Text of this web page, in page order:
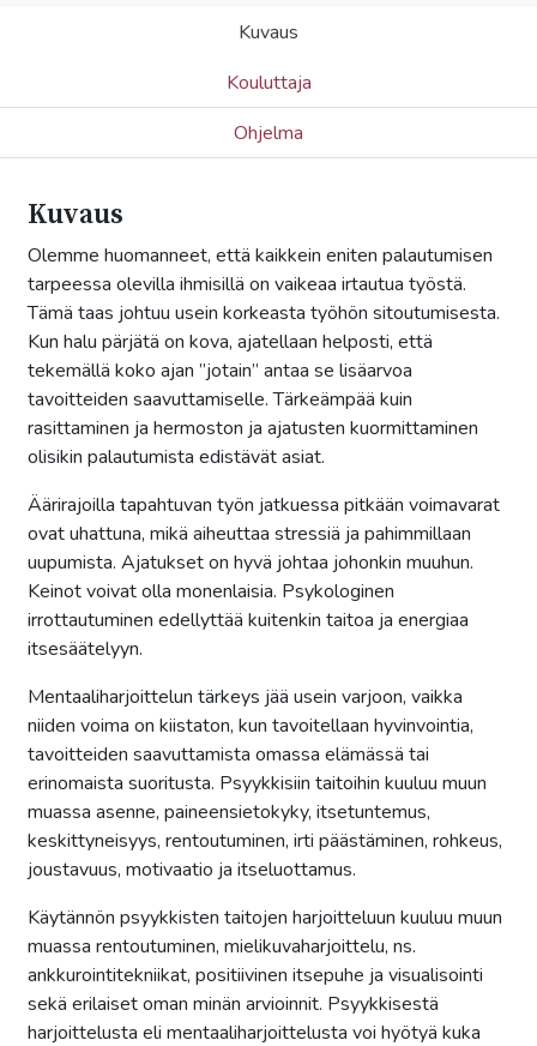
Kuvaus
Kouluttaja
Ohjelma
Kuvaus
Olemme huomanneet, että kaikkein eniten palautumisen
tarpeessa olevilla ihmisillä on vaikeaa irtautua työstä.
Tämä taas johtuu usein korkeasta työhön sitoutumisesta.
Kun halu pärjätä on kova, ajatellaan helposti, että
tekemällä koko ajan ”jotain” antaa se lisäarvoa
tavoitteiden saavuttamiselle. Tärkeämpää kuin
rasittaminen ja hermoston ja ajatusten kuormittaminen
olisikin palautumista edistävät asiat.
Äärirajoilla tapahtuvan työn jatkuessa pitkään voimavarat
ovat uhattuna, mikä aiheuttaa stressiä ja pahimmillaan
uupumista. Ajatukset on hyvä johtaa johonkin muuhun.
Keinot voivat olla monenlaisia. Psykologinen
irrottautuminen edellyttää kuitenkin taitoa ja energiaa
itsesäätelyyn.
Mentaaliharjoittelun tärkeys jää usein varjoon, vaikka
niiden voima on kiistaton, kun tavoitellaan hyvinvointia,
tavoitteiden saavuttamista omassa elämässä tai
erinomaista suoritusta. Psyykkisiin taitoihin kuuluu muun
muassa asenne, paineensietokyky, itsetuntemus,
keskittyneisyys, rentoutuminen, irti päästäminen, rohkeus,
joustavuus, motivaatio ja itseluottamus.
Käytännön psyykkisten taitojen harjoitteluun kuuluu muun
muassa rentoutuminen, mielikuvaharjoittelu, ns.
ankkurointitekniikat, positiivinen itsepuhe ja visualisointi
sekä erilaiset oman minän arvioinnit. Psyykkisestä
harjoittelusta eli mentaaliharjoittelusta voi hyötyä kuka